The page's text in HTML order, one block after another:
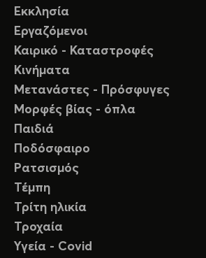
Εκκλησία
Εργαζόμενοι
Καιρικό - Καταστροφές
Κινήματα
Μετανάστες - Πρόσφυγες
Μορφές βίας - όπλα
Παιδιά
Ποδόσφαιρο
Ρατσισμός
Τέμπη
Τρίτη ηλικία
Τροχαία
Υγεία - Covid